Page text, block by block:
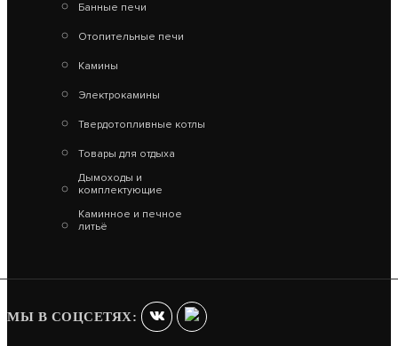
-20%
ТРУБА L 1000 TM-P 430-0.5 D115 ТИС
790
630
Банные печи
Отопительные печи
Камины
Электрокамины
Твердотопливные котлы
Товары для отдыха
Дымоходы и
комплектующие
Каминное и печное
литьё
МЫ В СОЦСЕТЯХ: